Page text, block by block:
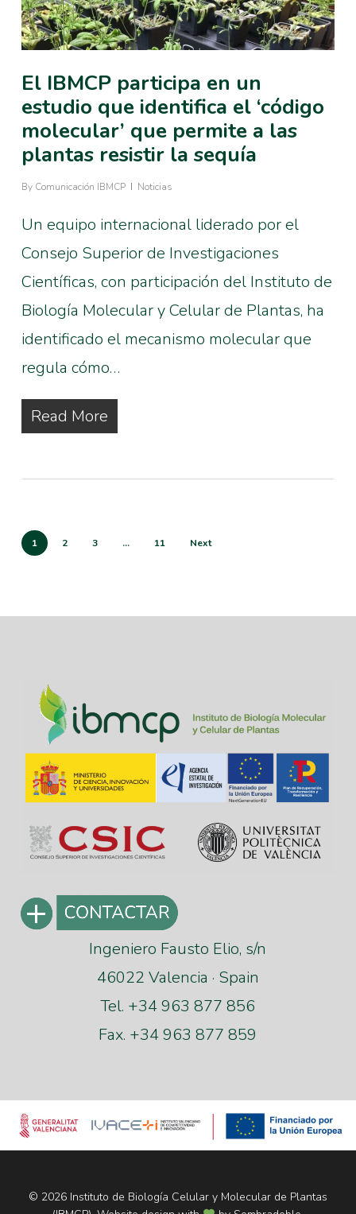
El IBMCP participa en un
estudio que identifica el ‘código
molecular’ que permite a las
plantas resistir la sequía
By Comunicación IBMCP Noticias
Un equipo internacional liderado por el
Consejo Superior de Investigaciones
Científicas, con participación del Instituto de
Biología Molecular y Celular de Plantas, ha
identificado el mecanismo molecular que
regula cómo…
Read More
1 2 3 … 11 Next
Ingeniero Fausto Elio, s/n
46022 Valencia · Spain
Tel. +34 963 877 856
Fax. +34 963 877 859
© 2026 Instituto de Biología Celular y Molecular de Plantas